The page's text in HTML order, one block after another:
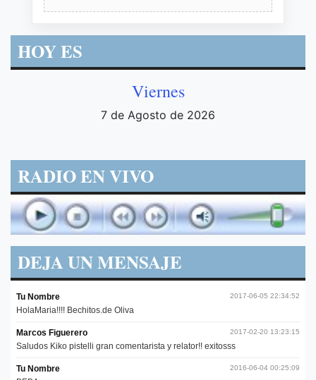
HOY ES
Viernes
7 de Agosto de 2026
RADIO EN VIVO
DEJA UN MENSAJE